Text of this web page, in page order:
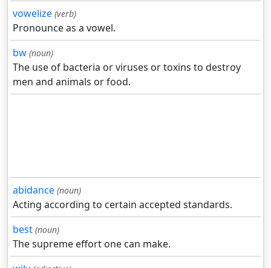
vowelize (verb)
Pronounce as a vowel.
bw (noun)
The use of bacteria or viruses or toxins to destroy
men and animals or food.
abidance (noun)
Acting according to certain accepted standards.
best (noun)
The supreme effort one can make.